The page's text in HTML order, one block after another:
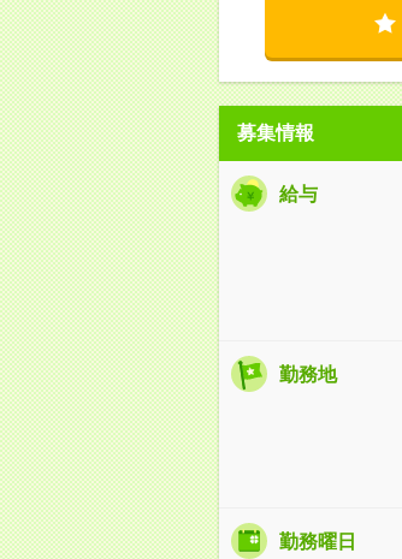
募集情報
給与
勤務地
勤務曜日